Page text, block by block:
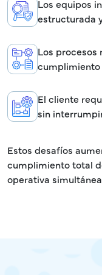
Los equipos
estructurada
Los procesos
cumplimiento
El cliente
sin
Estos desafíos
cumplimiento total
operativa